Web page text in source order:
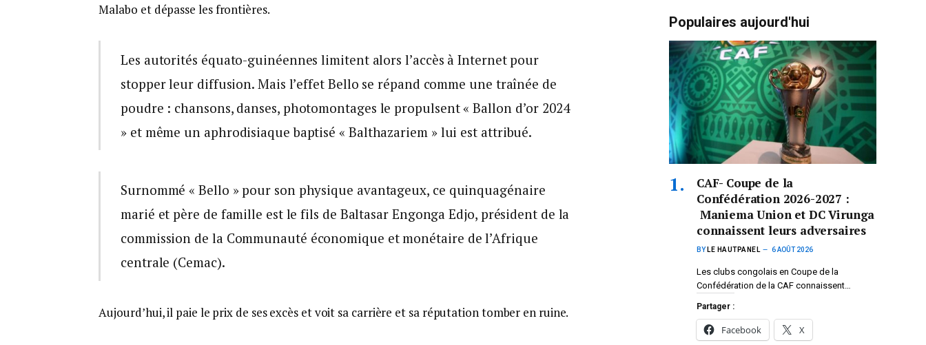
Malabo et dépasse les frontières.
Les autorités équato-guinéennes limitent alors l’accès à Internet pour
stopper leur diffusion. Mais l’effet Bello se répand comme une traînée de
poudre : chansons, danses, photomontages le propulsent « Ballon d’or 2024
» et même un aphrodisiaque baptisé « Balthazariem » lui est attribué.
Surnommé « Bello » pour son physique avantageux, ce quinquagénaire
marié et père de famille est le fils de Baltasar Engonga Edjo, président de la
commission de la Communauté économique et monétaire de l’Afrique
centrale (Cemac).
Aujourd’hui, il paie le prix de ses excès et voit sa carrière et sa réputation tomber en ruine.
Populaires aujourd'hui
CAF- Coupe de la
Confédération 2026-2027 :
Maniema Union et DC Virunga
connaissent leurs adversaires
BY LE HAUTPANEL 6 AOÛT 2026
Les clubs congolais en Coupe de la
Confédération de la CAF connaissent…
Partager :
Facebook X